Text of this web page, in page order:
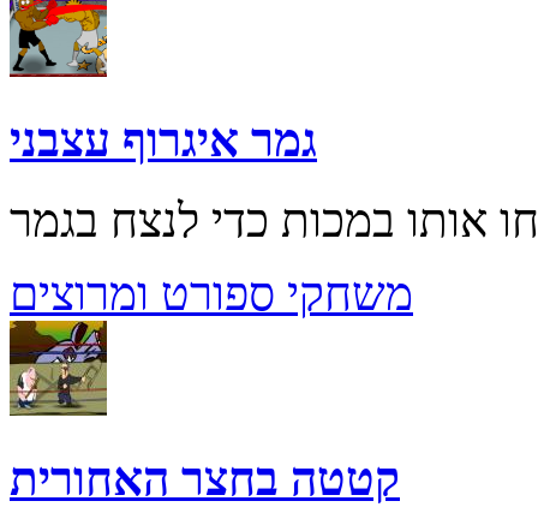
גמר איגרוף עצבני
משחקי ספורט ומרוצים
קטטה בחצר האחורית